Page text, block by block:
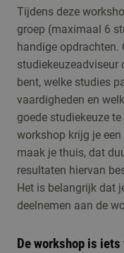
Tijdens deze
groep (maximaal 6
handige opdrachten.
studiekeuzeadviseur
bent, welke studies
vaardigheden en
goede studiekeuze
workshop krijg je
maak je thuis, dat
resultaten hiervan
Het is belangrijk dat
deelnemen aan de
De workshop is